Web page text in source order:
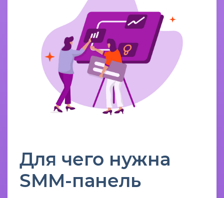
Для чего нужна
SMM-панель